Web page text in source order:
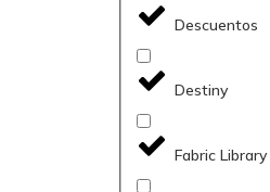
Descuentos
Destiny
Fabric Library